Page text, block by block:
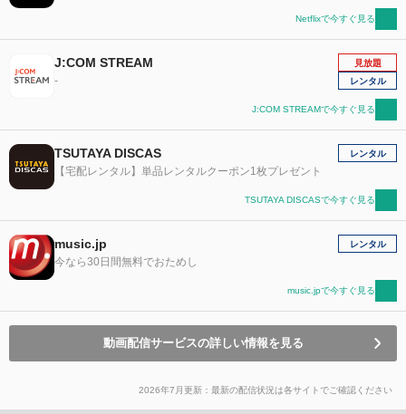
Netflixで今すぐ見る
J:COM STREAM
-
見放題
レンタル
J:COM STREAMで今すぐ見る
TSUTAYA DISCAS
【宅配レンタル】単品レンタルクーポン1枚プレゼント
レンタル
TSUTAYA DISCASで今すぐ見る
music.jp
今なら30日間無料でおためし
レンタル
music.jpで今すぐ見る
動画配信サービスの詳しい情報を見る
2026年7月更新：最新の配信状況は各サイトでご確認ください